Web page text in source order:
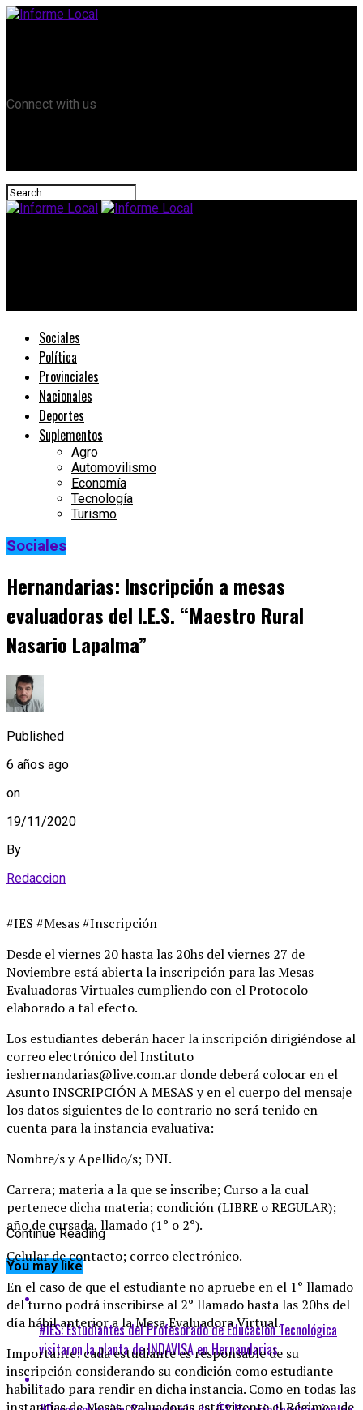
Connect with us
Sociales
Política
Provinciales
Nacionales
Deportes
Suplementos
Agro
Automovilismo
Economía
Tecnología
Turismo
Sociales
Hernandarias: Inscripción a mesas
evaluadoras del I.E.S. “Maestro Rural
Nasario Lapalma”
Published
6 años ago
on
19/11/2020
By
Redaccion
#IES #Mesas #Inscripción
Desde el viernes 20 hasta las 20hs del viernes 27 de
Noviembre está abierta la inscripción para las Mesas
Evaluadoras Virtuales cumpliendo con el Protocolo
elaborado a tal efecto.
Los estudiantes deberán hacer la inscripción dirigiéndose al
correo electrónico del Instituto
ieshernandarias@live.com.ar donde deberá colocar en el
Asunto INSCRIPCIÓN A MESAS y en el cuerpo del mensaje
los datos siguientes de lo contrario no será tenido en
cuenta para la instancia evaluativa:
Nombre/s y Apellido/s; DNI.
Carrera; materia a la que se inscribe; Curso a la cual
pertenece dicha materia; condición (LIBRE o REGULAR);
año de cursada, llamado (1° o 2°).
Celular de contacto; correo electrónico.
En el caso de que el estudiante no apruebe en el 1° llamado
del turno podrá inscribirse al 2° llamado hasta las 20hs del
día hábil anterior a la Mesa Evaluadora Virtual.
Importante: cada estudiante es responsable de su
inscripción considerando su condición como estudiante
habilitado para rendir en dicha instancia. Como en todas las
Continue Reading
You may like
#IES: Estudiantes del Profesorado de Educación Tecnológica
visitaron la planta de INDAVISA en Hernandarias